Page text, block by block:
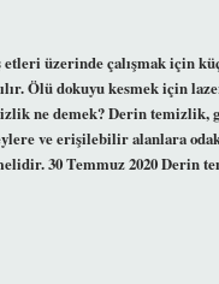
üzerinde çalışmak için
Ölü dokuyu kesmek için
ne demek? Derin
ve erişilebilir alanlara
30 Temmuz 2020 Derin